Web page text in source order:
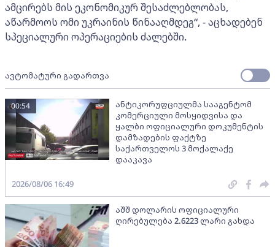
ამცირებს მის ეკონომიკურ შესაძლებლობას,
აწარმოოს ომი უკრაინის წინააღმდეგ“, - აცხადებენ
სპეციალური ოპერაციების ძალებში.
ავტომატური გადართვა
ანტიკორუფციულმა სააგენტომ
კომერციული მოსყიდვისა და
ყალბი ოფიციალური დოკუმენტის
დამზადების ფაქტზე
საქართველოს 3 მოქალაქე
დააკავა
00:54
2026/08/06 16:49
აშშ დოლარის ოფიციალური
ღირებულება 2.6223 ლარი გახდა